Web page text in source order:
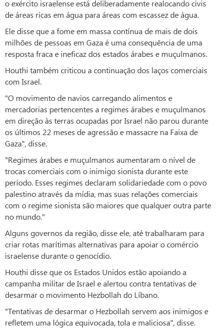
o exército israelense está deliberadamente realocando civis
de áreas ricas em água para áreas com escassez de água.
Ele disse que a fome em massa contínua de mais de dois
milhões de pessoas em Gaza é uma consequência de uma
resposta fraca e ineficaz dos estados árabes e muçulmanos.
Houthi também criticou a continuação dos laços comerciais
com Israel.
"O movimento de navios carregando alimentos e
mercadorias pertencentes a regimes árabes e muçulmanos
em direção às terras ocupadas por Israel não parou durante
os últimos 22 meses de agressão e massacre na Faixa de
Gaza", disse.
"Regimes árabes e muçulmanos aumentaram o nível de
trocas comerciais com o inimigo sionista durante este
período. Esses regimes declaram solidariedade com o povo
palestino através da mídia, mas suas relações comerciais
com o regime sionista são maiores que qualquer outra parte
no mundo."
Alguns governos da região, disse ele, até trabalharam para
criar rotas marítimas alternativas para apoiar o comércio
israelense durante o genocídio.
Houthi disse que os Estados Unidos estão apoiando a
campanha militar de Israel e alertou contra tentativas de
desarmar o movimento Hezbollah do Líbano.
"Tentativas de desarmar o Hezbollah servem aos inimigos e
refletem uma lógica equivocada, tola e maliciosa", disse.